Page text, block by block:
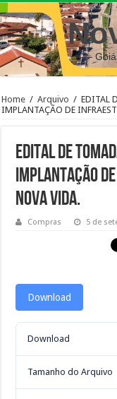
–
Home / Arquivo / EDITAL
IMPLANTAÇÃO DE
EDITAL DE
IMPLANTAÇÃO
NOVA VIDA.
Compras 5 de
Download
Download
Tamanho do Arquivo